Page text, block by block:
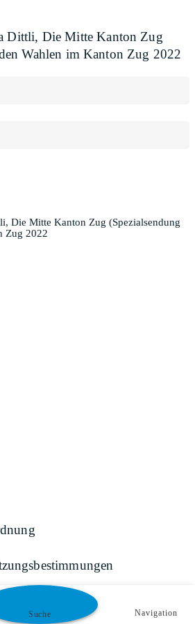
Dittli, Die Mitte Kanton Zug
Wahlen im Kanton Zug 2022
Die Mitte Kanton Zug (Spezialsendung
Zug 2022
Suche Navigation